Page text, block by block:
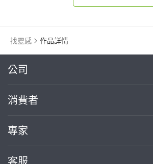
找靈感 作品詳情
公司
關於我們
部落格
加入我們
消費者
買服務
專家
案件中心
客服
繼續完成